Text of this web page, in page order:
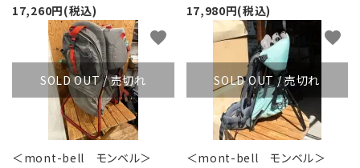
17,260円(税込)
17,980円(税込)
SOLD OUT / 売切れ
＜mont-bell モンベル＞
favorite
SOLD OUT / 売切れ
＜mont-bell モンベル＞
favorite